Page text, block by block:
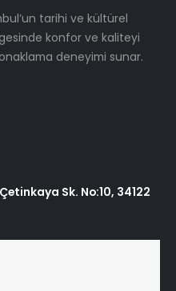
tarihi ve kültürel
konfor ve kaliteyi
deneyimi sunar.
Sk. No:10, 34122